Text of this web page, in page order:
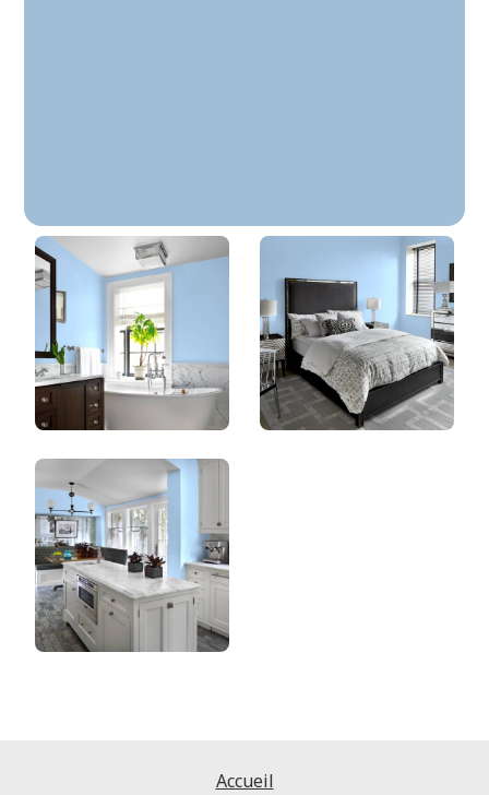
Éternel
DLX1161-3
Accueil